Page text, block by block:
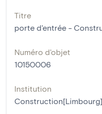
Titre
porte d'entrée -
Numéro d'objet
10150006
Institution
Construction[Limbourg]